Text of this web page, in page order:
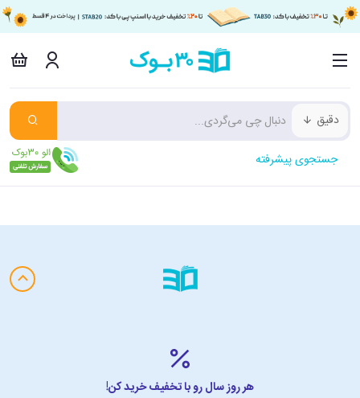
دقیق
جستجوی پیشرفته
هر روز سال رو با تخفیف خرید کن!